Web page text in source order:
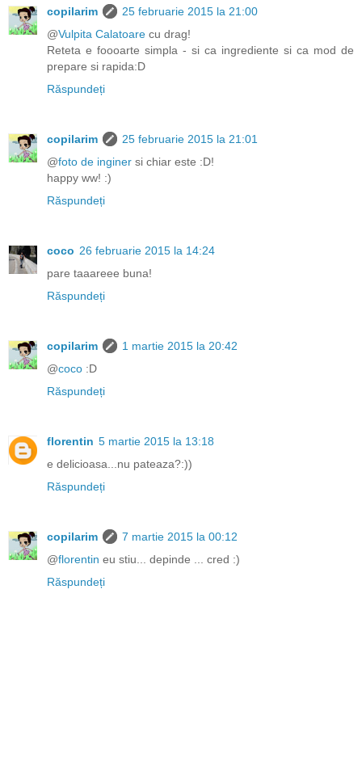
copilarim
25 februarie 2015 la 21:00
@Vulpita Calatoare cu drag!
Reteta e foooarte simpla - si ca ingrediente si ca mod de
prepare si rapida:D
Răspundeți
copilarim
25 februarie 2015 la 21:01
@foto de inginer si chiar este :D!
happy ww! :)
Răspundeți
coco 26 februarie 2015 la 14:24
pare taaareee buna!
Răspundeți
copilarim
1 martie 2015 la 20:42
@coco :D
Răspundeți
florentin 5 martie 2015 la 13:18
e delicioasa...nu pateaza?:))
Răspundeți
copilarim
7 martie 2015 la 00:12
@florentin eu stiu... depinde ... cred :)
Răspundeți